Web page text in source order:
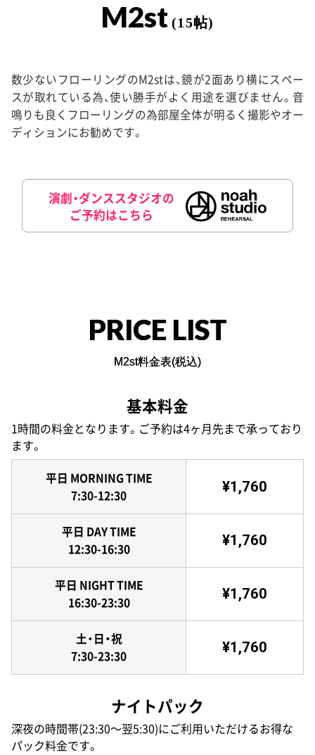
M2st (15帖)
数少ないフローリングのM2stは、鏡が2面あり横にスペー
スが取れている為、使い勝手がよく用途を選びません。音
鳴りも良くフローリングの為部屋全体が明るく撮影やオー
ディションにお勧めです。
演劇・ダンススタジオの
ご予約はこちら
PRICE LIST
M2st料金表(税込)
基本料金
1時間の料金となります。ご予約は4ヶ月先まで承っており
ます。
平日 MORNING TIME
7:30-12:30
¥1,760
平日 DAY TIME
12:30-16:30
¥1,760
平日 NIGHT TIME
16:30-23:30
¥1,760
土・日・祝
7:30-23:30
¥1,760
ナイトパック
深夜の時間帯(23:30〜翌5:30)にご利用いただけるお得な
パック料金です。